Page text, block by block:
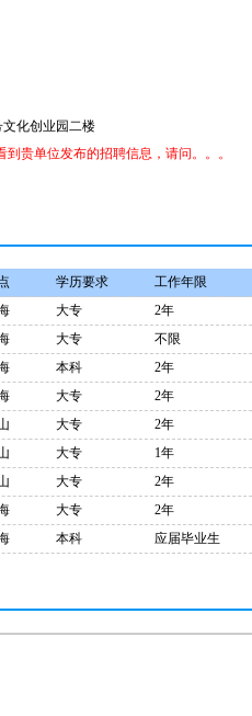
化创业园二楼
贵单位发布的招聘信息，请问。。。
学历要求 工作年限
大专 2年
大专 不限
本科 2年
大专 2年
大专 2年
大专 1年
大专 2年
大专 2年
本科 应届毕业生